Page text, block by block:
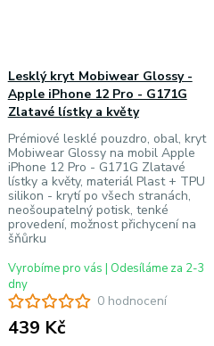
0 hodnocení
Lesklý kryt Mobiwear Glossy -
Apple iPhone 12 Pro - G171G
Zlatavé lístky a květy
Prémiové lesklé pouzdro, obal, kryt
Mobiwear Glossy na mobil Apple
iPhone 12 Pro - G171G Zlatavé
lístky a květy, materiál Plast + TPU
silikon - krytí po všech stranách,
neošoupatelný potisk, tenké
provedení, možnost přichycení na
šňůrku
439 Kč
Vyrobíme pro vás | Odesíláme za 2-3
dny